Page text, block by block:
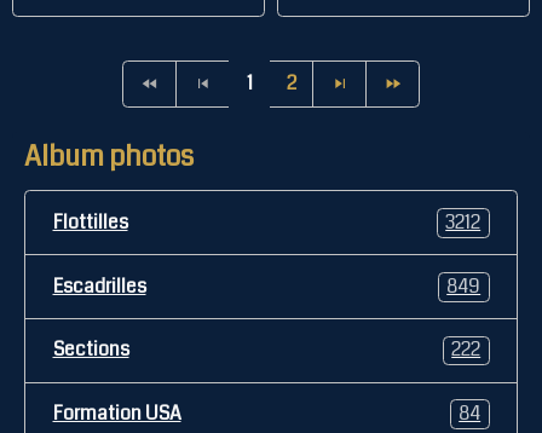
1 2
Album photos
Flottilles 3212
Escadrilles 849
Sections 222
Formation USA 84